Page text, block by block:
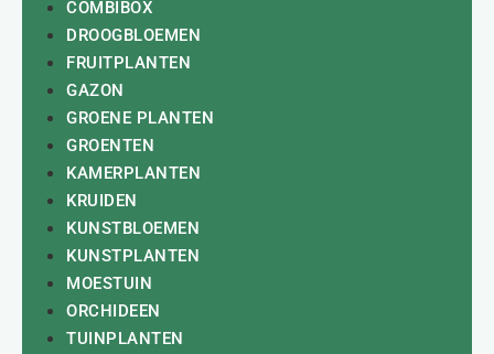
COMBIBOX
DROOGBLOEMEN
FRUITPLANTEN
GAZON
GROENE PLANTEN
GROENTEN
KAMERPLANTEN
KRUIDEN
KUNSTBLOEMEN
KUNSTPLANTEN
MOESTUIN
ORCHIDEEN
TUINPLANTEN